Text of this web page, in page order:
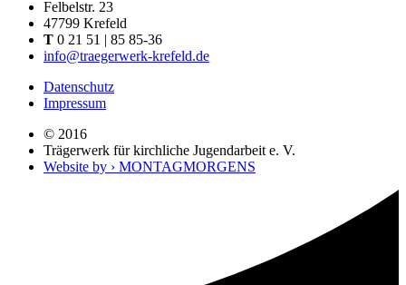
Felbelstr. 23
47799 Krefeld
T 0 21 51 | 85 85-36
info@traegerwerk-krefeld.de
Datenschutz
Impressum
© 2016
Trägerwerk für kirchliche Jugendarbeit e. V.
Website by › MONTAGMORGENS